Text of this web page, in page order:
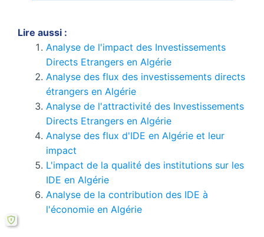
Lire aussi :
Analyse de l'impact des Investissements
Directs Etrangers en Algérie
Analyse des flux des investissements directs
étrangers en Algérie
Analyse de l'attractivité des Investissements
Directs Etrangers en Algérie
Analyse des flux d'IDE en Algérie et leur
impact
L'impact de la qualité des institutions sur les
IDE en Algérie
Analyse de la contribution des IDE à
l'économie en Algérie